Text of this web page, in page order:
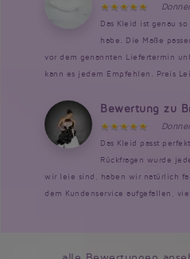
Das Kleid ist genau
habe. Die Maße
vor dem genannten Liefertermin
kann es jedem Empfehlen. Preis
Bewertung zu
Das Kleid passt
Rückfragen wurde
wir leie sind, haben wir natürlich
dem Kundenservice aufgefallen,